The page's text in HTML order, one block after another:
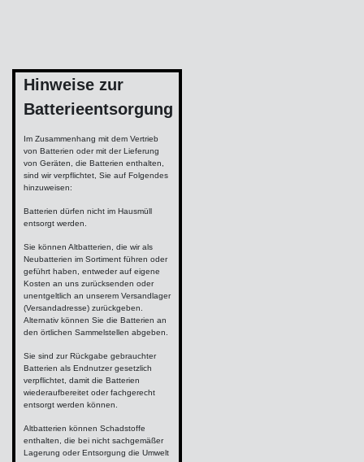
Hinweise zur
Batterieentsorgung
Im Zusammenhang mit dem Vertrieb
von Batterien oder mit der Lieferung
von Geräten, die Batterien enthalten,
sind wir verpflichtet, Sie auf Folgendes
hinzuweisen:
Batterien dürfen nicht im Hausmüll
entsorgt werden.
Sie können Altbatterien, die wir als
Neubatterien im Sortiment führen oder
geführt haben, entweder auf eigene
Kosten an uns zurücksenden oder
unentgeltlich an unserem Versandlager
(Versandadresse) zurückgeben.
Alternativ können Sie die Batterien an
den örtlichen Sammelstellen abgeben.
Sie sind zur Rückgabe gebrauchter
Batterien als Endnutzer gesetzlich
verpflichtet, damit die Batterien
wiederaufbereitet oder fachgerecht
entsorgt werden können.
Altbatterien können Schadstoffe
enthalten, die bei nicht sachgemäßer
Lagerung oder Entsorgung die Umwelt